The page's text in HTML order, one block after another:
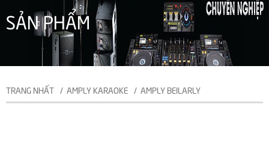
SẢN PHẨM
TRANG NHẤT AMPLY KARAOKE AMPLY BEILARLY